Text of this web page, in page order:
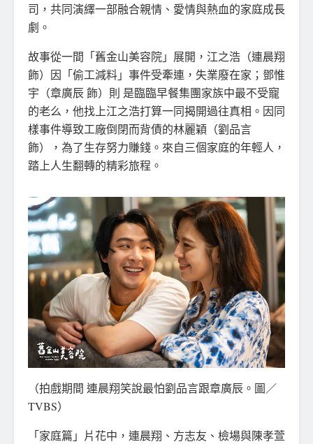
司，共同演繹一部融合親情、愛情與熱血的家庭成長
劇。
故事從一間「舊金山美容院」展開，江之浩（連晨翔
飾）因「偷工減料」事件受牽連，失業廢在家；鄧惟
宇（章廣辰 飾）則 是臨臨早餐集團家族中最不受寵
的老么，他找上江之浩打算一同揭開過往真相。因同
樣事件導致工廠倒閉而背債的林麗穎（劉品言
飾），為了生存努力賺錢。來自三個家庭的年輕人，
踏上人生翻轉的精彩旅程。
（拍戲期間 連晨翔笑說最怕劉品言跟章廣辰。圖／
TVBS）
「家庭篇」片花中，連晨翔、方志友、檢場與陳孝萱